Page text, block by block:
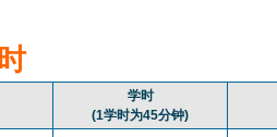
学时
(1学时为45分钟)